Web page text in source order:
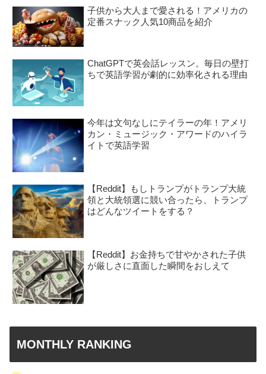
子供から大人まで愛される！アメリカの
定番スナック人気10商品を紹介
ChatGPTで英会話レッスン。毎日の壁打
ちで英語学習が劇的に効率化される理由
今年は文句なしにテイラーの年！アメリ
カン・ミュージック・アワードのハイラ
イトで英語学習
【Reddit】もしトランプがトランプ大統
領と大統領選に競い合ったら、トランプ
はどんなツイートをする？
【Reddit】お金持ちで甘やかされた子供
が厳しさに直面した瞬間をおしえて
MONTHLY RANKING